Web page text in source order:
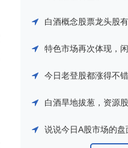
白酒概念股票龙头股
特色市场再次体现，
今日老登股都涨得不错，有什
白酒旱地拔葱，资源
说说今日A股市场的盘